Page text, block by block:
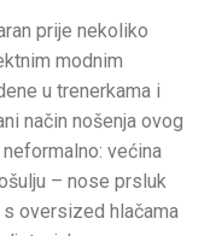
prije nekoliko
modnim
u trenerkama i
način nošenja ovog
većina
– nose prsluk
oversized hlačama